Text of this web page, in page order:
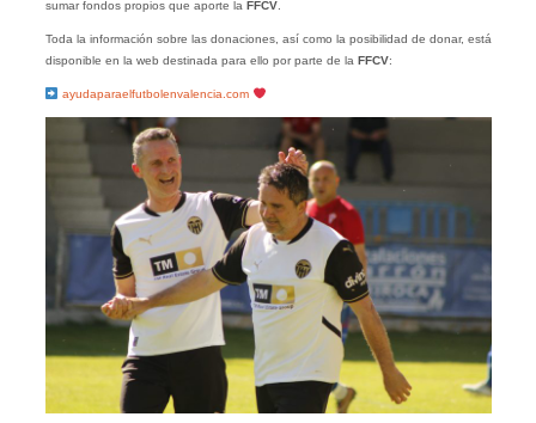
sumar fondos propios que aporte la FFCV.
Toda la información sobre las donaciones, así como la posibilidad de donar, está
disponible en la web destinada para ello por parte de la FFCV:
ayudaparaelfutbolenvalencia.com